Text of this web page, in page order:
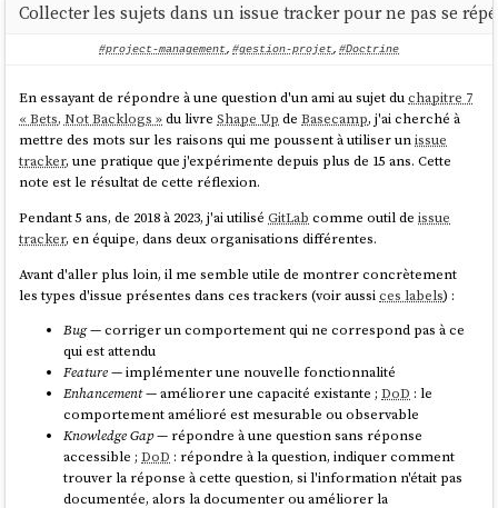
fermertrès rapidement toutes les issues non prioritaires
interdirel'utilisation d'unissue tracker
Je ne conseille pas ces approches : elles suppriment d'un bloc ce qui
fait la valeur d'unissue tracker (voir "Collecter les sujets dans un issue
tracker pour ne pas se répéter").
À la place, je conseille dans un premier temps de ne pas se
sur les issues indiquées par ses collègues ainsi que sur celles que l'on a
soi-même créées.
Pour suivre ces issues et constituer sonbacklog, je conseille d'utiliser
des labels — surGitLab, j'utilise par exemple backlog, backlog-
combinés à des vues kanban, permettent à chaque membre de créer
backlogà partir d'un sous-ensemble restreint d'issues.
Cette approche par labels fonctionne, mais le problème est que ce
workflow exige une rigueur importante et un protocole commun
d'équipe — difficile à mettre en place sans un leadership fort qui
l'impulse et le maintient.
C'est pour améliorer cetteexpérience utilisateur, que j'ai intégré les
Collecter les sujets dans un issue tracker pour ne pas se
#project-management, #gestion-projet, #Doctrine
En essayant de répondre à une question d'un ami au sujet duchapitre 7
« Bets, Not Backlogs »du livreShape Up deBasecamp, j'ai cherché à
mettre des mots sur les raisons qui me poussent à utiliser unissue
tracker, une pratique que j'expérimente depuis plus de 15 ans. Cette
note est le résultat de cette réflexion.
Pendant 5 ans, de 2018 à 2023, j'ai utiliséGitLab comme outil deissue
tracker, en équipe, dans deux organisations différentes.
Avant d'aller plus loin, il me semble utile de montrer concrètement
les types d'issue présentes dans ces trackers (voir aussices labels) :
Bug— corriger un comportement qui ne correspond pas à ce
qui est attendu
Feature— implémenter une nouvelle fonctionnalité
Enhancement— améliorer une capacité existante ;DoD : le
comportement amélioré est mesurable ou observable
Knowledge Gap— répondre à une question sans réponse
accessible ;DoD : répondre à la question, indiquer comment
trouver la réponse à cette question, si l'information n'était pas
documentée, alors la documenter ou améliorer la